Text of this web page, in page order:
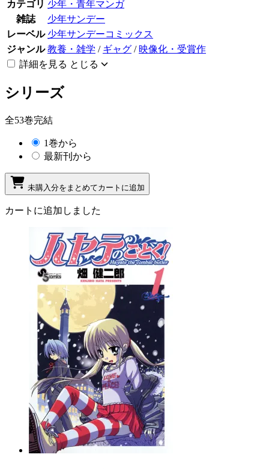
カテゴリ 少年・青年マンガ
雑誌
少年サンデー
レーベル 少年サンデーコミックス
ジャンル 教養・雑学 / ギャグ / 映像化・受賞作
詳細を見る とじる
シリーズ
全53巻完結
1巻から
最新刊から
未購入分をまとめてカートに追加
カートに追加しました